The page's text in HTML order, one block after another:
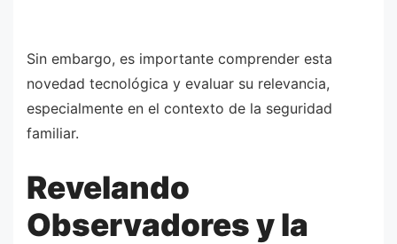
Sin embargo, es importante comprender esta
novedad tecnológica y evaluar su relevancia,
especialmente en el contexto de la seguridad
familiar.
Revelando
Observadores y la